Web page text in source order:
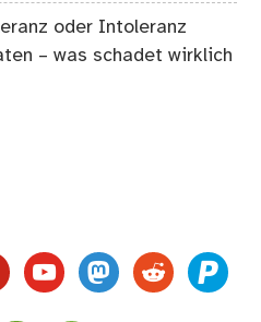
oder Intoleranz
– was schadet wirklich
youtubemastodon
reddit paypal